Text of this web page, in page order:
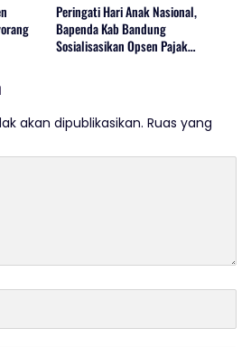
Peringati Hari Anak Nasional,
Bapenda Kab Bandung
Sosialisasikan Opsen Pajak
akan dipublikasikan. Ruas yang